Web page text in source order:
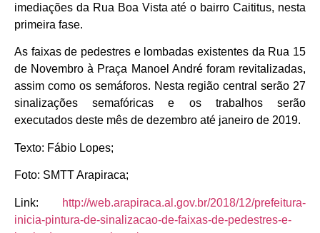
imediações da Rua Boa Vista até o bairro Caititus, nesta
primeira fase.
As faixas de pedestres e lombadas existentes da Rua 15
de Novembro à Praça Manoel André foram revitalizadas,
assim como os semáforos. Nesta região central serão 27
sinalizações semafóricas e os trabalhos serão
executados deste mês de dezembro até janeiro de 2019.
Texto: Fábio Lopes;
Foto: SMTT Arapiraca;
Link: http://web.arapiraca.al.gov.br/2018/12/prefeitura-
inicia-pintura-de-sinalizacao-de-faixas-de-pedestres-e-